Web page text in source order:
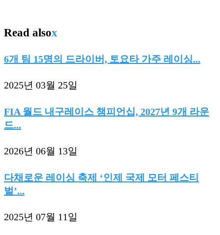
Read alsox
6개 팀 15명의 드라이버, 토요타 가주 레이싱...
2025년 03월 25일
FIA 월드 내구레이스 챔피언십, 2027년 9개 라운
드...
2026년 06월 13일
다채로운 레이싱 축제 ‘인제 국제 모터 페스티
벌’...
2025년 07월 11일